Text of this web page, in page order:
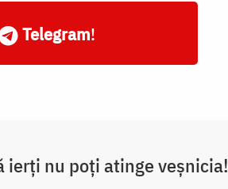
Telegram!
ierți nu poți atinge veșnicia!